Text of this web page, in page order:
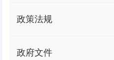
政策法规
政府文件